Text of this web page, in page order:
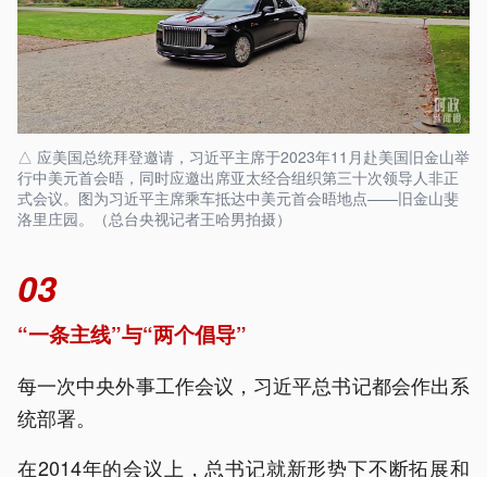
△ 应美国总统拜登邀请，习近平主席于2023年11月赴美国旧金山举
行中美元首会晤，同时应邀出席亚太经合组织第三十次领导人非正
式会议。图为习近平主席乘车抵达中美元首会晤地点——旧金山斐
洛里庄园。（总台央视记者王哈男拍摄）
03
“一条主线”与“两个倡导”
每一次中央外事工作会议，习近平总书记都会作出系
统部署。
在2014年的会议上，总书记就新形势下不断拓展和